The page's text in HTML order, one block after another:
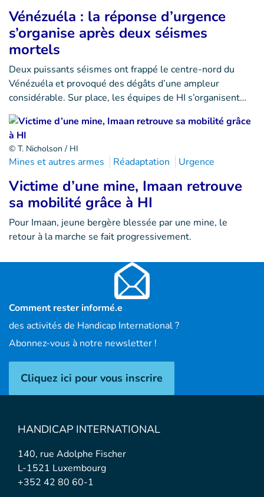
Vénézuéla : la réponse d’urgence
s’organise après deux séismes
mortels
Deux puissants séismes ont frappé le centre-nord du
Vénézuéla et provoqué des dégâts d’une ampleur
considérable. Sur place, les équipes de HI s’organisent…
© T. Nicholson / HI
Mines et autres armes Réadaptation Urgence
Victime d’une mine, Imaan retrouve
sa mobilité grâce à HI
Pour Imaan, jeune bergère blessée par une mine, le
retour à la marche se fait progressivement.
Comment rester informé.e
des activités de Handicap International ?
Abonnez-vous à notre newsletter !
Cliquez ici pour vous inscrire
HANDICAP INTERNATIONAL
140, rue Adolphe Fischer
L-1521 Luxembourg
+352 42 80 60-1